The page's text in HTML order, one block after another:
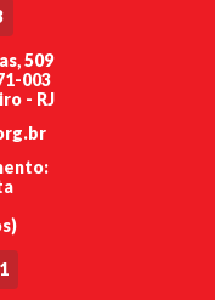
509
003
- RJ